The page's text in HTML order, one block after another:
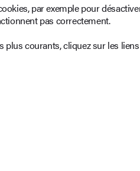
par exemple pour
pas correctement.
plus courants, cliquez sur les